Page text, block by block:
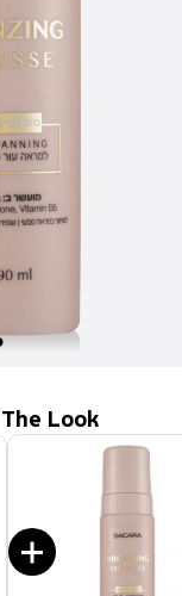
Look